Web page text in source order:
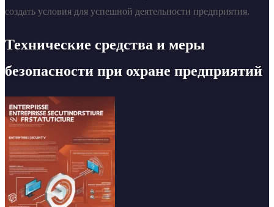
создать условия для успешной деятельности предприятия.
Технические средства и меры
безопасности при охране предприятий